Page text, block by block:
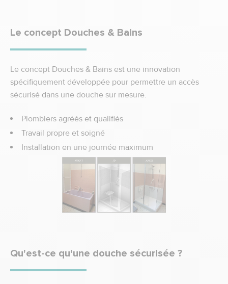
Le concept Douches & Bains
Le concept Douches & Bains est une innovation
spécifiquement développée pour permettre un accès
sécurisé dans une douche sur mesure.
Plombiers agréés et qualifiés
Travail propre et soigné
Installation en une journée maximum
Qu'est-ce qu'une douche sécurisée ?